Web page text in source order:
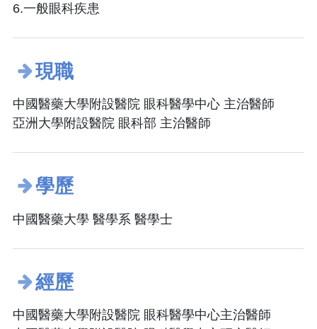
6.一般眼科疾患
現職
中國醫藥大學附設醫院 眼科醫學中心 主治醫師
亞洲大學附設醫院 眼科部 主治醫師
學歷
中國醫藥大學 醫學系 醫學士
經歷
中國醫藥大學附設醫院 眼科醫學中心主治醫師